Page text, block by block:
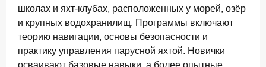
школах и яхт-клубах, расположенных у морей, озёр
и крупных водохранилищ. Программы включают
теорию навигации, основы безопасности и
практику управления парусной яхтой. Новички
осваивают базовые навыки, а более опытные